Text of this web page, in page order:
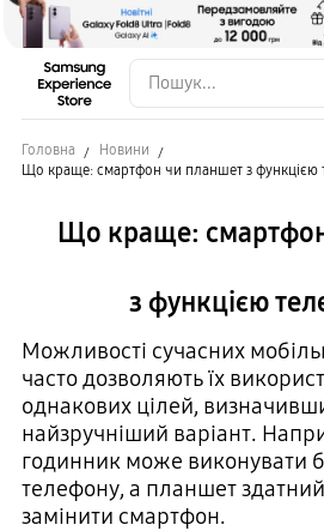
Головна
Новини
Що краще: смартфон чи планшет з функцією
Що краще:
з функцією
Можливості сучасних
часто дозволяють їх
однакових цілей,
найзручніший варіант.
годинник може виконувати
телефону, а планшет
замінити смартфон.